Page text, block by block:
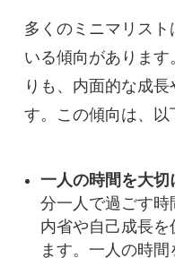
多くのミニマリス
いる傾向があります
りも、内面的な成
す。この傾向は、以
一人の時間を大切
分一人で過ごす時
内省や自己成長
ます。一人の時